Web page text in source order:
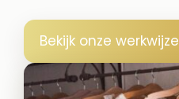
Bekijk onze werkwijze